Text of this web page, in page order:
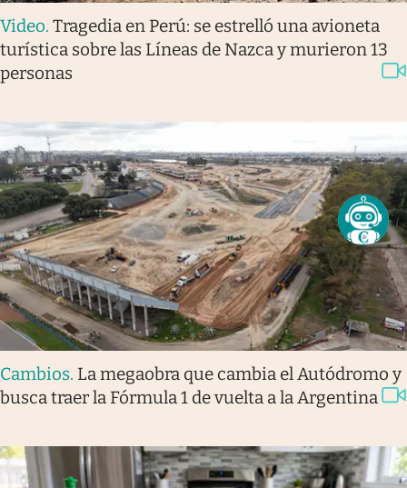
Video. Tragedia en Perú: se estrelló una avioneta
turística sobre las Líneas de Nazca y murieron 13
personas
Cambios. La megaobra que cambia el Autódromo y
busca traer la Fórmula 1 de vuelta a la Argentina